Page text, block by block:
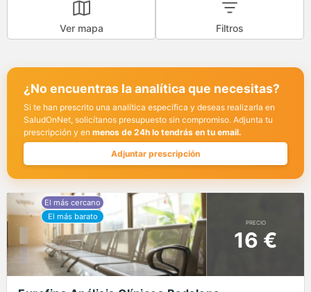
Ver mapa Filtros
¿No encuentras la analítica que necesitas?
Si te han prescrito una analítica específica y deseas realizarla en
SaludOnNet, solicítanos presupuesto sin compromiso. Adjunta tu
prescripción y en menos de 24h lo tendrás en tu email.
Adjuntar prescripción
PRECIO
16 €